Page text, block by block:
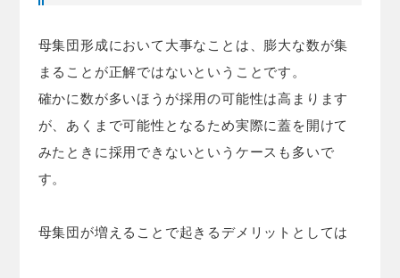
母集団形成において大事なことは、膨大な数が集
まることが正解ではないということです。
確かに数が多いほうが採用の可能性は高まります
が、あくまで可能性となるため実際に蓋を開けて
みたときに採用できないというケースも多いで
す。
母集団が増えることで起きるデメリットとしては